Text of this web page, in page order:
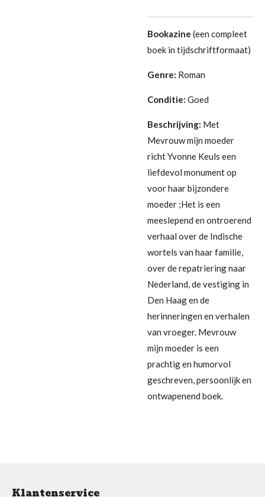
Bookazine (een compleet
boek in tijdschriftformaat)
Genre: Roman
Conditie: Goed
Beschrijving: Met
Mevrouw mijn moeder
richt Yvonne Keuls een
liefdevol monument op
voor haar bijzondere
moeder ;Het is een
meeslepend en ontroerend
verhaal over de Indische
wortels van haar familie,
over de repatriering naar
Nederland, de vestiging in
Den Haag en de
herinneringen en verhalen
van vroeger. Mevrouw
mijn moeder is een
prachtig en humorvol
geschreven, persoonlijk en
ontwapenend boek.
Klantenservice